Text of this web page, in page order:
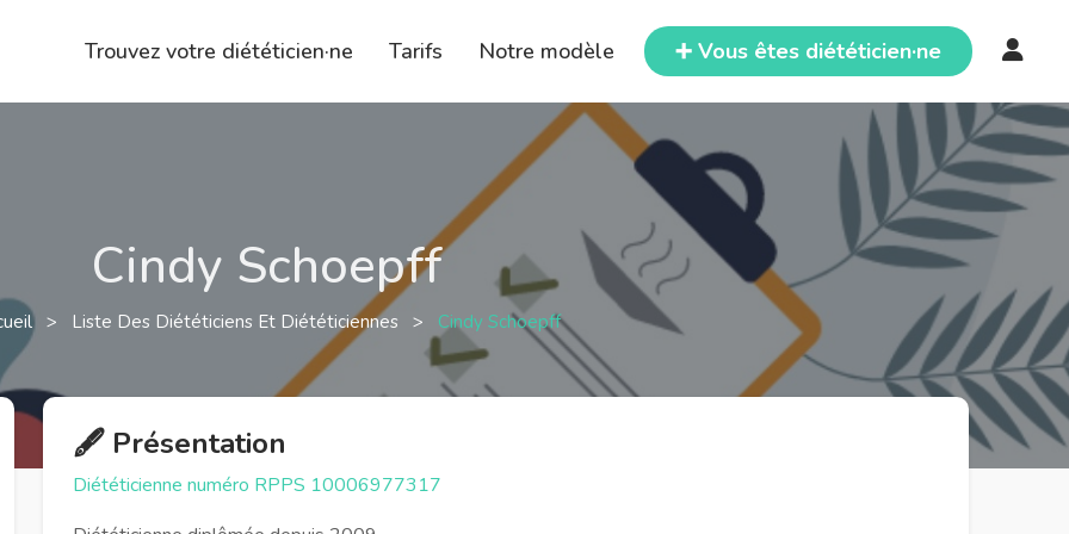
Trouvez votre diététicien·ne Tarifs Notre modèle ➕ Vous êtes diététicien·ne
Cindy Schoepff
> Liste Des Diététiciens Et Diététiciennes > Cindy Schoepff
🖋️ Présentation
Diététicienne numéro RPPS 10006977317